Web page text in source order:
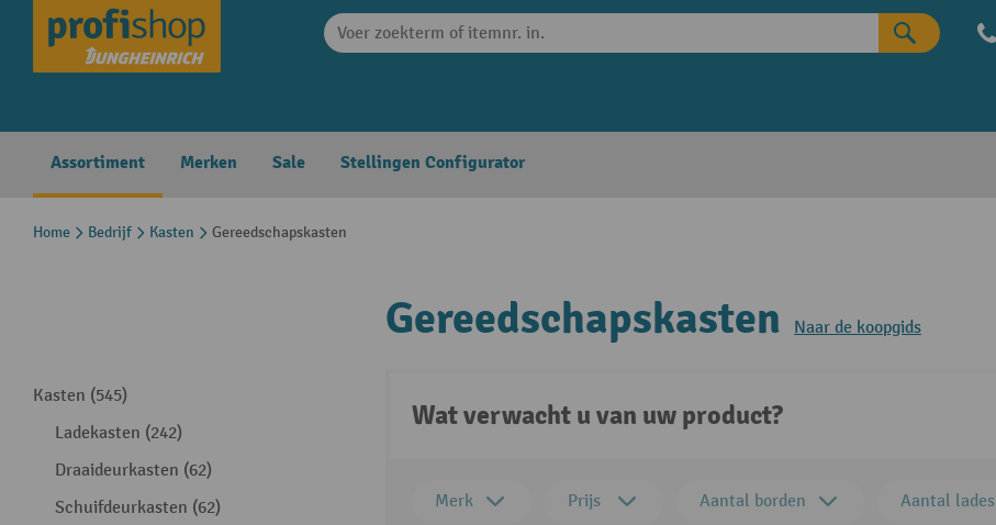
Skip to main navigation
Assortiment Merken Sale Stellingen Configurator
Home Bedrijf Kasten Gereedschapskasten
Kasten (545)
Ladekasten (242)
Draaideurkasten (62)
Schuifdeurkasten (62)
Gereedschapskasten Naar de koopgids
Wat verwacht u van uw product?
Merk Prijs Aantal borden Aantal lades